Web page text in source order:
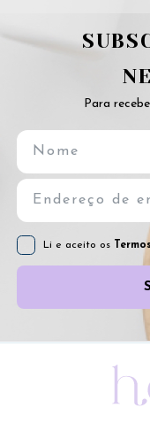
Para
Li e aceito os